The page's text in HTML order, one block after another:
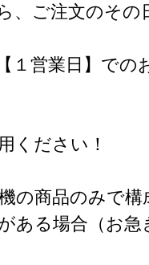
、ご注文のそ
１営業日】での
ください！
の商品のみで構
ある場合（お急